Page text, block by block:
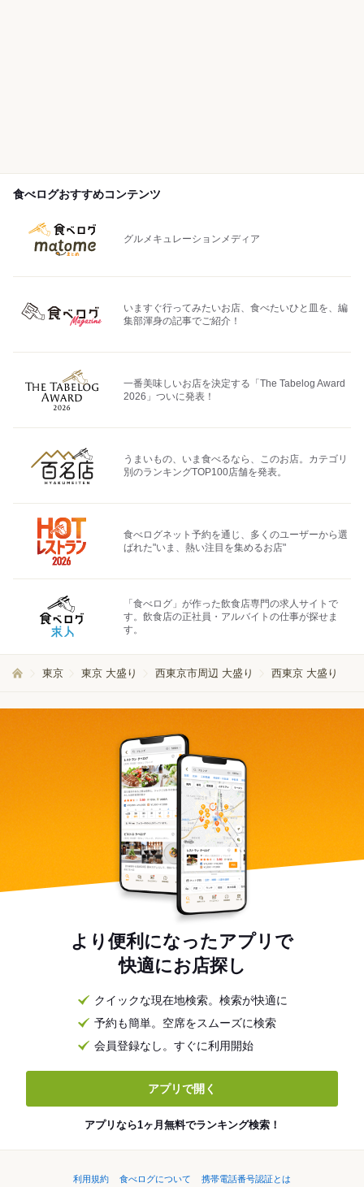
食べログおすすめコンテンツ
グルメキュレーションメディア
いますぐ行ってみたいお店、食べたいひと皿を、編
集部渾身の記事でご紹介！
一番美味しいお店を決定する「The Tabelog Award
2026」ついに発表！
うまいもの、いま食べるなら、このお店。カテゴリ
別のランキングTOP100店舗を発表。
食べログネット予約を通じ、多くのユーザーから選
ばれた"いま、熱い注目を集めるお店"
「食べログ」が作った飲食店専門の求人サイトで
す。飲食店の正社員・アルバイトの仕事が探せま
す。
東京 東京 大盛り 西東京市周辺 大盛り 西東京 大盛り
より便利になったアプリで
快適にお店探し
クイックな現在地検索。検索が快適に
予約も簡単。空席をスムーズに検索
会員登録なし。すぐに利用開始
アプリで開く
アプリなら1ヶ月無料でランキング検索！
利用規約 食べログについて 携帯電話番号認証とは